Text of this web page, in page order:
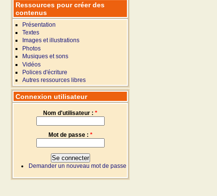
Ressources pour créer des
contenus
Présentation
Textes
Images et illustrations
Photos
Musiques et sons
Vidéos
Polices d'écriture
Autres ressources libres
Connexion utilisateur
Nom d'utilisateur : *
Mot de passe : *
Demander un nouveau mot de passe